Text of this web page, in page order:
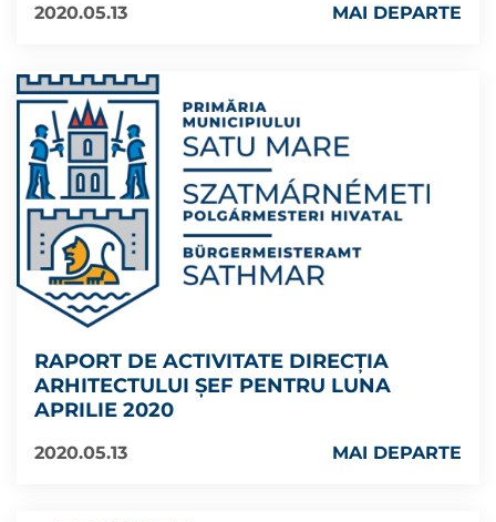
2020.05.13 MAI DEPARTE
RAPORT DE ACTIVITATE DIRECŢIA
ARHITECTULUI ŞEF PENTRU LUNA
APRILIE 2020
2020.05.13 MAI DEPARTE